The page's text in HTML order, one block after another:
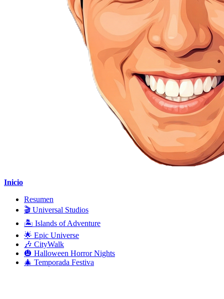
Inicio
Resumen
🎬 Universal Studios
🏝️ Islands of Adventure
🌟 Epic Universe
🎶 CityWalk
🎃 Halloween Horror Nights
🎄 Temporada Festiva